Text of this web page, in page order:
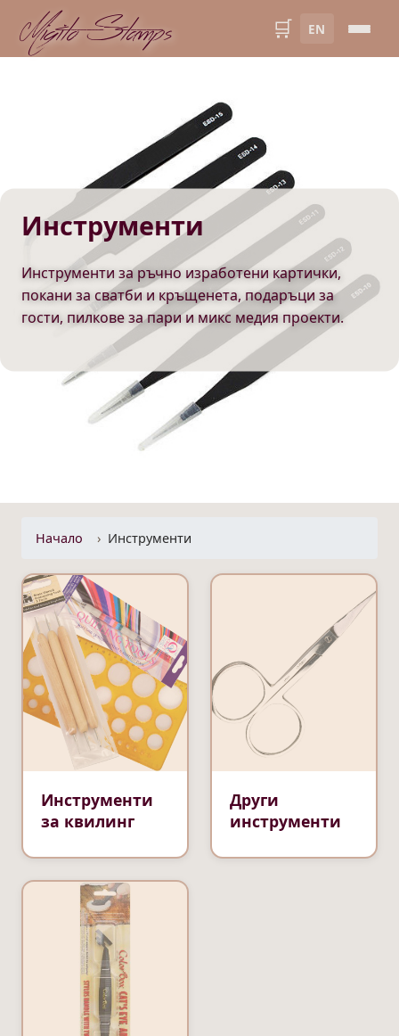
Migito Stamps 🛒 EN
Инструменти
Инструменти за ръчно изработени картички,
покани за сватби и кръщенета, подаръци за
гости, пилкове за пари и микс медия проекти.
Начало Инструменти
Инструменти
за квилинг
Други
инструменти